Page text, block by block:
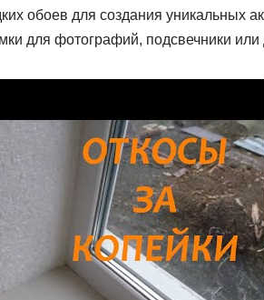
обоев для создания уникальных
для фотографий, подсвечники